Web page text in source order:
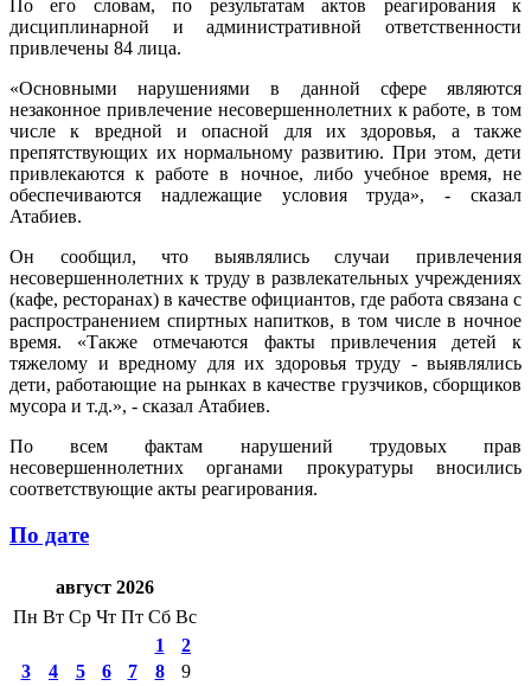
По его словам, по результатам актов реагирования к
дисциплинарной и административной ответственности
привлечены 84 лица.
«Основными нарушениями в данной сфере являются
незаконное привлечение несовершеннолетних к работе, в том
числе к вредной и опасной для их здоровья, а также
препятствующих их нормальному развитию. При этом, дети
привлекаются к работе в ночное, либо учебное время, не
обеспечиваются надлежащие условия труда», - сказал
Атабиев.
Он сообщил, что выявлялись случаи привлечения
несовершеннолетних к труду в развлекательных учреждениях
(кафе, ресторанах) в качестве официантов, где работа связана с
распространением спиртных напитков, в том числе в ночное
время. «Также отмечаются факты привлечения детей к
тяжелому и вредному для их здоровья труду - выявлялись
дети, работающие на рынках в качестве грузчиков, сборщиков
мусора и т.д.», - сказал Атабиев.
По всем фактам нарушений трудовых прав
несовершеннолетних органами прокуратуры вносились
соответствующие акты реагирования.
По дате
август 2026
Пн Вт Ср Чт Пт Сб Вс
1
2
3
4 5 6 7 8
9